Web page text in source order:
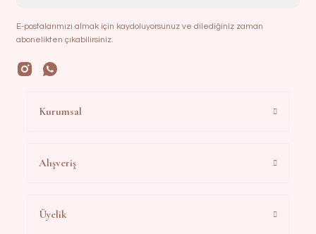
E-postalarımızı almak için kaydoluyorsunuz ve dilediğiniz zaman
abonelikten çıkabilirsiniz.
Kurumsal
Alışveriş
Üyelik